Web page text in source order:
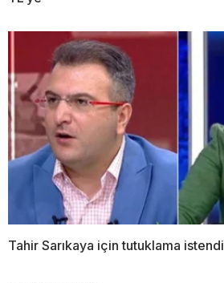
Tahir Sarıkaya için tutuklama istendi